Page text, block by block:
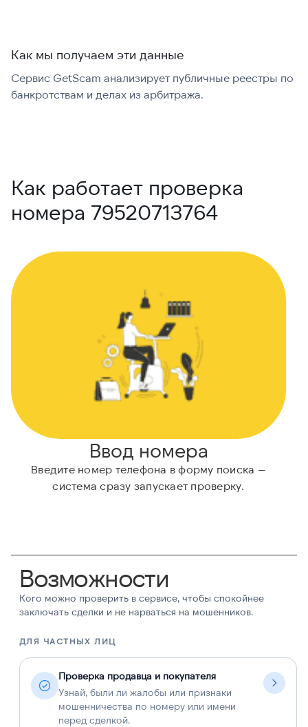
Как мы получаем эти данные
Сервис GetScam анализирует публичные реестры по
банкротствам и делах из арбитража.
Как работает проверка
номера 79520713764
Ввод номера
Введите номер телефона в форму поиска —
система сразу запускает проверку.
Возможности
Кого можно проверить в сервисе, чтобы спокойнее
заключать сделки и не нарваться на мошенников.
ДЛЯ ЧАСТНЫХ ЛИЦ
Проверка продавца и покупателя
Узнай, были ли жалобы или признаки
мошенничества по номеру или имени
перед сделкой.